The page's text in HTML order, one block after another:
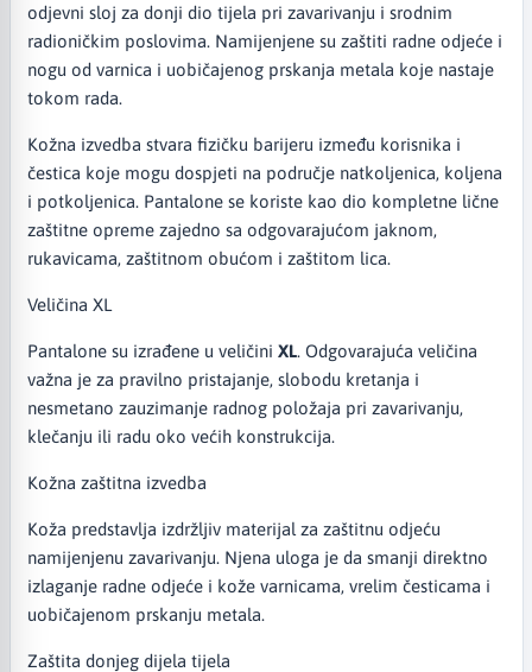
odjevni sloj za donji dio tijela pri zavarivanju i srodnim
radioničkim poslovima. Namijenjene su zaštiti radne odjeće i
nogu od varnica i uobičajenog prskanja metala koje nastaje
tokom rada.
Kožna izvedba stvara fizičku barijeru između korisnika i
čestica koje mogu dospjeti na područje natkoljenica, koljena
i potkoljenica. Pantalone se koriste kao dio kompletne lične
zaštitne opreme zajedno sa odgovarajućom jaknom,
rukavicama, zaštitnom obućom i zaštitom lica.
Veličina XL
Pantalone su izrađene u veličini XL. Odgovarajuća veličina
važna je za pravilno pristajanje, slobodu kretanja i
nesmetano zauzimanje radnog položaja pri zavarivanju,
klečanju ili radu oko većih konstrukcija.
Kožna zaštitna izvedba
Koža predstavlja izdržljiv materijal za zaštitnu odjeću
namijenjenu zavarivanju. Njena uloga je da smanji direktno
izlaganje radne odjeće i kože varnicama, vrelim česticama i
uobičajenom prskanju metala.
Zaštita donjeg dijela tijela